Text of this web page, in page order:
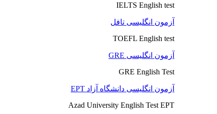
IELTS English test
آزمون انگلیسی تافل
TOEFL English test
آزمون انگلیسی GRE
GRE English Test
آزمون انگلیسی دانشگاه آزاد EPT
Azad University English Test EPT